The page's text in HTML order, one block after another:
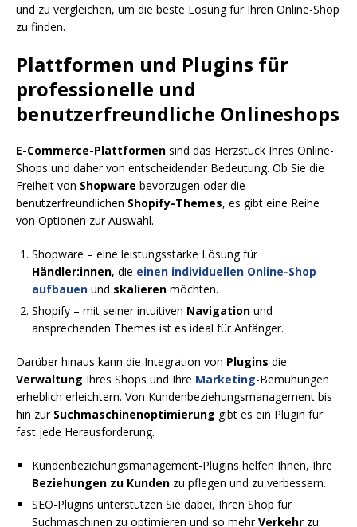
und zu vergleichen, um die beste Lösung für Ihren Online-Shop
zu finden.
Plattformen und Plugins für
professionelle und
benutzerfreundliche Onlineshops
E-Commerce-Plattformen sind das Herzstück Ihres Online-
Shops und daher von entscheidender Bedeutung. Ob Sie die
Freiheit von Shopware bevorzugen oder die
benutzerfreundlichen Shopify-Themes, es gibt eine Reihe
von Optionen zur Auswahl.
Shopware – eine leistungsstarke Lösung für
Händler:innen, die einen individuellen Online-Shop
aufbauen und skalieren möchten.
Shopify – mit seiner intuitiven Navigation und
ansprechenden Themes ist es ideal für Anfänger.
Darüber hinaus kann die Integration von Plugins die
Verwaltung Ihres Shops und Ihre Marketing-Bemühungen
erheblich erleichtern. Von Kundenbeziehungsmanagement bis
hin zur Suchmaschinenoptimierung gibt es ein Plugin für
fast jede Herausforderung.
Kundenbeziehungsmanagement-Plugins helfen Ihnen, Ihre
Beziehungen zu Kunden zu pflegen und zu verbessern.
SEO-Plugins unterstützen Sie dabei, Ihren Shop für
Suchmaschinen zu optimieren und so mehrVerkehr zu